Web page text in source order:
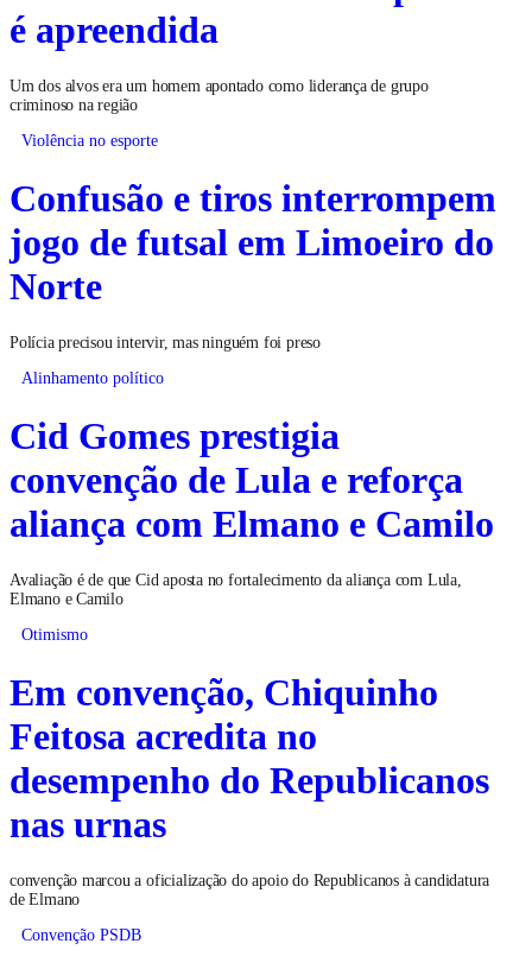
é apreendida
Um dos alvos era um homem apontado como liderança de grupo
criminoso na região
Violência no esporte
Confusão e tiros interrompem
jogo de futsal em Limoeiro do
Norte
Polícia precisou intervir, mas ninguém foi preso
Alinhamento político
Cid Gomes prestigia
convenção de Lula e reforça
aliança com Elmano e Camilo
Avaliação é de que Cid aposta no fortalecimento da aliança com Lula,
Elmano e Camilo
Otimismo
Em convenção, Chiquinho
Feitosa acredita no
desempenho do Republicanos
nas urnas
convenção marcou a oficialização do apoio do Republicanos à candidatura
de Elmano
Convenção PSDB